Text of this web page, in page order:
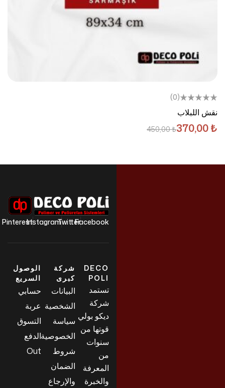
(0)
نقش اللبلاب
450,00₺370,00₺
Facebook
Twitter
Instagram
Pinterest
DECO
POLI
تستمد
شركة
ديكو بولي
قوتها من
سنوات
من
المعرفة
والخبرة
شركة
كبرى
البيانات
الشخصية
سياسة
الخصوصية
شروط
الضمان
والإرجاع
الوصول
السريع
حسابي
عربة
التسوق
الدفع
Out